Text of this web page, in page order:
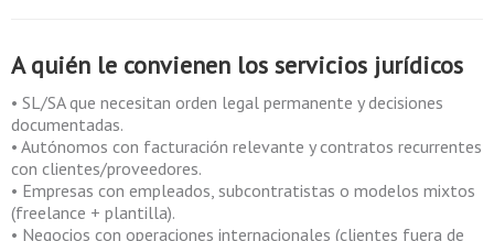
A quién le convienen los servicios jurídicos
• SL/SA que necesitan orden legal permanente y decisiones
documentadas.
• Autónomos con facturación relevante y contratos recurrentes
con clientes/proveedores.
• Empresas con empleados, subcontratistas o modelos mixtos
(freelance + plantilla).
• Negocios con operaciones internacionales (clientes fuera de